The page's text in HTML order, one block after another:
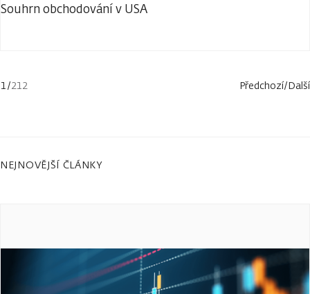
Souhrn obchodování v USA
1/212 Předchozí/Další
NEJNOVĚJŠÍ ČLÁNKY